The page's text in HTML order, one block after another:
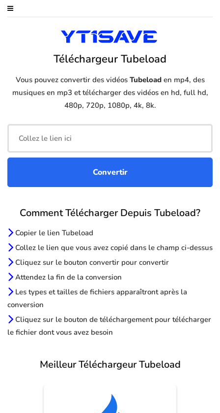
Téléchargeur Tubeload
Vous pouvez convertir des vidéos Tubeloaden mp4, des
musiques en mp3 et télécharger des vidéos en hd, full hd,
480p, 720p, 1080p, 4k, 8k.
Comment Télécharger Depuis Tubeload?
Copier le lien Tubeload
Collez le lien que vous avez copié dans le champ ci-dessus
Cliquez sur le bouton convertir pour convertir
Attendez la fin de la conversion
Les types et tailles de fichiers apparaîtront après la
conversion
Cliquez sur le bouton de téléchargement pour télécharger
le fichier dont vous avez besoin
Meilleur Téléchargeur Tubeload